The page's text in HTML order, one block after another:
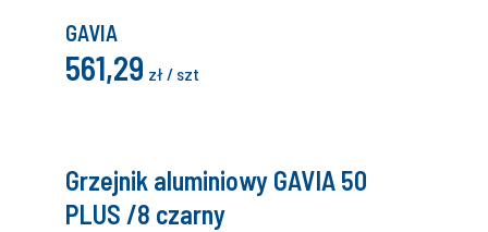
GAVIA
561,29 zł / szt
Grzejnik aluminiowy GAVIA 50
PLUS /8 czarny